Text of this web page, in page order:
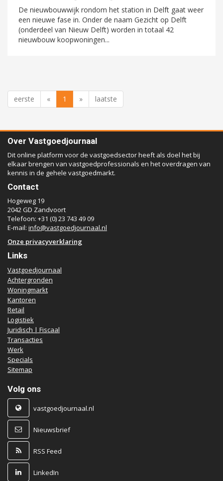
De nieuwbouwwijk rondom het station in Delft gaat weer
een nieuwe fase in. Onder de naam Gezicht op Delft
(onderdeel van Nieuw Delft) worden in totaal 42
nieuwbouw koopwoningen...
eerste « 1 » laatste
Over Vastgoedjournaal
Dit online platform voor de vastgoedsector heeft als doel het bij
elkaar brengen van vastgoedprofessionals en het overdragen van
kennis in de gehele vastgoedmarkt.
Contact
Hogeweg 19
2042 GD Zandvoort
Telefoon: +31 (0) 23 743 49 09
E-mail: info@vastgoedjournaal.nl
Onze privacyverklaring
Links
Vastgoedjournaal
Achtergronden
Woningmarkt
Kantoren
Retail
Logistiek
Juridisch | Fiscaal
Transacties
Werk
Specials
Sitemap
Volg ons
vastgoedjournaal.nl
Nieuwsbrief
RSS Feed
LinkedIn